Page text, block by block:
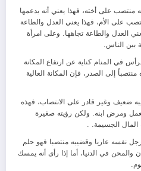
على أخته، فهذا يعني أنه يدعمها
على الأم، فهذا يعني العدل والطاعة
العدل والطاعة تجاهها. وعلى امرأة
بين الناس.
في المنام كناية عن ارتفاع المكانة
إلى الصدر، فإن المكانة العالية
ضعيف وغير قادر على الانتصاب، فهذه
ومرض ابنه. ولكن رؤيته صغيرة
الجسيمة. .
نفسه عاريا وقضيبه منتصبا فهو حلم
في الدنيا، أما إذا رأى أنه يمسك